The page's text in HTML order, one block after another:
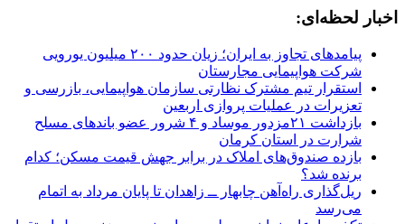
اخبار لحظه‌ای:
پیامدهای تجاوز به ایران؛ زیان حدود ۲۰۰ میلیون یورویی
شرکت هواپیمایی مجارستان
استقرار تیم مشترک نظارتی سازمان هواپیمایی، بازرسی و
تعزیرات در عملیات پروازی اربعین
بازداشت ۲۱مزدور موساد و ۴ شرور عضو باندهای مسلح
شرارت در استان کرمان
بازده صندوق‌های املاک در برابر جهش قیمت مسکن؛ کدام
برنده شد؟
ریل‌گذاری راه‌آهن چابهار ــ زاهدان تا پایان مرداد به اتمام
می‌رسد